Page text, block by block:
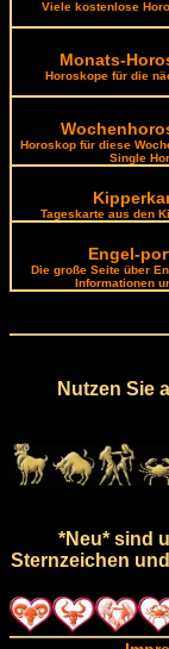
Viele kostenlose
Monats-
Horoskope für die
Horoskop für diese
Single
Tageskarte aus den
Engel-
Die große Seite über
Informationen
Nutzen Sie
*Neu* sind
Sternzeichen